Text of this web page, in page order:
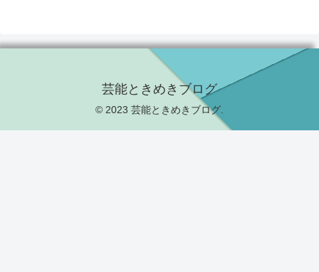
芸能ときめきブログ
© 2023 芸能ときめきブログ.